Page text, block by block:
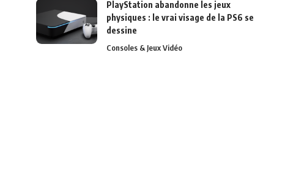
PlayStation abandonne les jeux
physiques : le vrai visage de la PS6 se
dessine
Consoles & Jeux Vidéo